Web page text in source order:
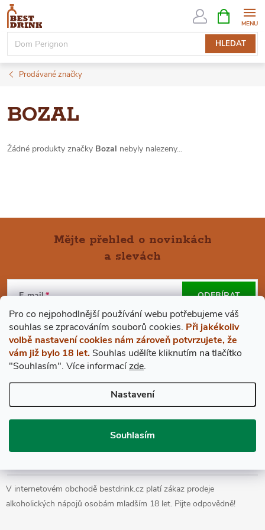
Pro co nejpohodlnější používání webu potřebujeme váš
souhlas se zpracováním souborů cookies. Při jakékoliv
volbě nastavení cookies nám zároveň potvrzujete, že
vám již bylo 18 let. Souhlas udělíte kliknutím na tlačítko
"Souhlasím". Více informacízde.
Nastavení
Souhlasím
Přejít
obsah
HLEDAT
NÁKUPNÍ
KOŠÍK
Prodávané značky
BOZAL
Žádné produkty značky Bozal nebyly nalezeny...
Á
P
A
T
Mějte přehled o novinkách
a slevách
E-mail
Vložením e-mailu souhlasíte spodmínkami ochrany osobních údajů
ODEBÍRAT
VŠE O NÁKUPU